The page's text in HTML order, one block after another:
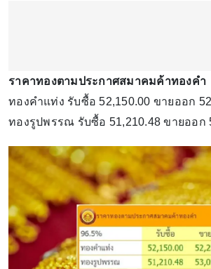
ราคาทองตามประกาศสมาคมค้าทองคำ
ทองคำแท่ง รับซื้อ 52,150.00 ขายออก
ทองรูปพรรณ รับซื้อ 51,210.48 ขายออก